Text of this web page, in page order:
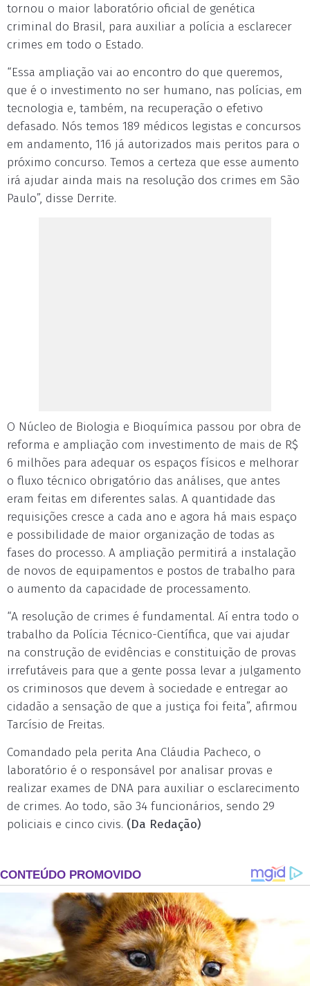
tornou o maior laboratório oficial de genética
criminal do Brasil, para auxiliar a polícia a esclarecer
crimes em todo o Estado.
“Essa ampliação vai ao encontro do que queremos,
que é o investimento no ser humano, nas polícias, em
tecnologia e, também, na recuperação o efetivo
defasado. Nós temos 189 médicos legistas e concursos
em andamento, 116 já autorizados mais peritos para o
próximo concurso. Temos a certeza que esse aumento
irá ajudar ainda mais na resolução dos crimes em São
Paulo”, disse Derrite.
O Núcleo de Biologia e Bioquímica passou por obra de
reforma e ampliação com investimento de mais de R$
6 milhões para adequar os espaços físicos e melhorar
o fluxo técnico obrigatório das análises, que antes
eram feitas em diferentes salas. A quantidade das
requisições cresce a cada ano e agora há mais espaço
e possibilidade de maior organização de todas as
fases do processo. A ampliação permitirá a instalação
de novos de equipamentos e postos de trabalho para
o aumento da capacidade de processamento.
“A resolução de crimes é fundamental. Aí entra todo o
trabalho da Polícia Técnico-Científica, que vai ajudar
na construção de evidências e constituição de provas
irrefutáveis para que a gente possa levar a julgamento
os criminosos que devem à sociedade e entregar ao
cidadão a sensação de que a justiça foi feita”, afirmou
Tarcísio de Freitas.
Comandado pela perita Ana Cláudia Pacheco, o
laboratório é o responsável por analisar provas e
realizar exames de DNA para auxiliar o esclarecimento
de crimes. Ao todo, são 34 funcionários, sendo 29
policiais e cinco civis. (Da Redação)